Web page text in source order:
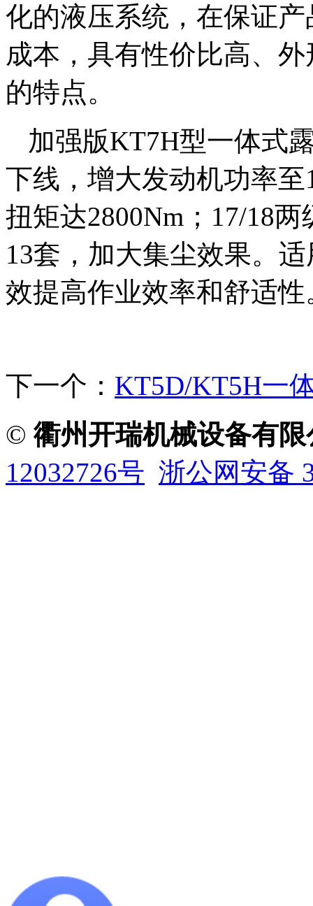
化的液压系统，在保证
成本，具有性价比高、
的特点。
加强版KT7H型一体式
下线，增大发动机功率
扭矩达2800Nm；17/18
13套，加大集尘效果。
效提高作业效率和舒适性
下一个： KT5D/KT5H一
© 衢州开瑞机械设备有限
12032726号 浙公网安备